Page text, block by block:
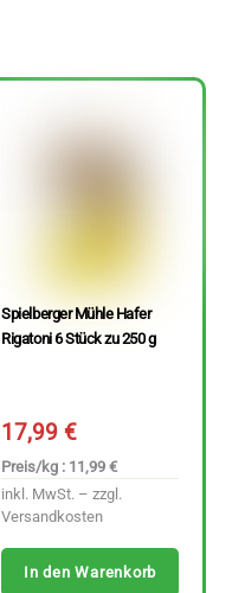
Spielberger Mühle Hafer
Rigatoni 6 Stück zu 250 g
17,99€
Preis/kg : 11,99 €
inkl. MwSt. – zzgl.
Versandkosten
In den Warenkorb